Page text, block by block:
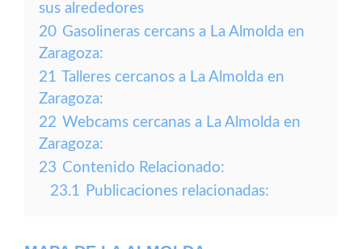
sus alrededores
20 Gasolineras cercans a La Almolda en
Zaragoza:
21 Talleres cercanos a La Almolda en
Zaragoza:
22 Webcams cercanas a La Almolda en
Zaragoza:
23 Contenido Relacionado:
23.1 Publicaciones relacionadas: